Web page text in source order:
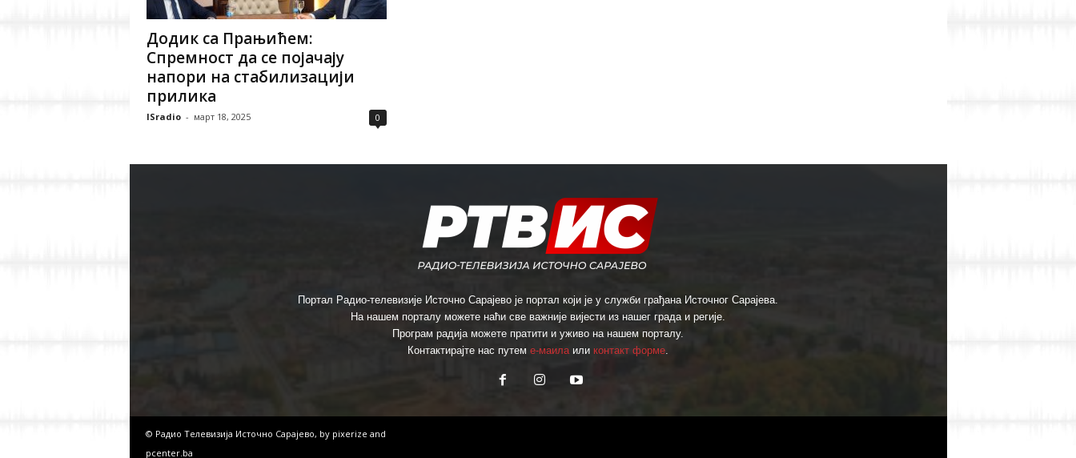
Додик са Прањићем:
Спремност да се појачају
напори на стабилизацији
прилика
ISradio - март 18, 2025 0
Портал Радио-телевизије Источно Сарајево је портал који је у служби грађана Источног Сарајева.
На нашем порталу можете наћи све важније вијести из нашег града и регије.
Програм радија можете пратити и уживо на нашем порталу.
Контактирајте нас путем е-маилаили контакт форме.
© Радио Телевизија Источно Сарајево, by pixerize and
pcenter.ba